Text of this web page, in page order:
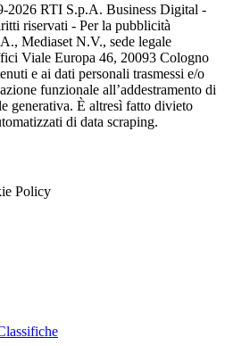
2026 RTI S.p.A. Business Digital -
riservati - Per la pubblicità
Mediaset N.V., sede legale
Viale Europa 46, 20093 Cologno
e ai dati personali trasmessi e/o
funzionale all’addestramento di
generativa. È altresì fatto divieto
di data scraping.
Policy